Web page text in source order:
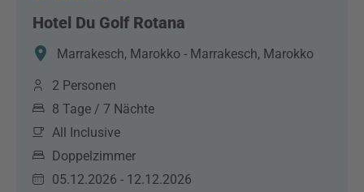
Hotel Du Golf Rotana
Marrakesch, Marokko - Marrakesch, Marokko
2 Personen
8 Tage / 7 Nächte
All Inclusive
Doppelzimmer
05.12.2026 - 12.12.2026